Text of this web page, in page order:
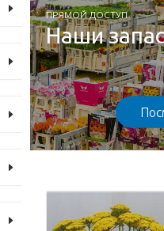
ПРЯМОЙ ДОСТУП
Наши